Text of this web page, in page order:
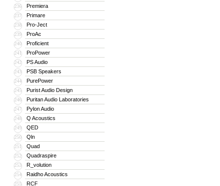
236 Premiera
237 Primare
238 Pro-Ject
239 ProAc
240 Proficient
241 ProPower
242 PS Audio
243 PSB Speakers
244 PurePower
245 Purist Audio Design
246 Puritan Audio Laboratories
247 Pylon Audio
248 Q Acoustics
249 QED
250 Qln
251 Quad
252 Quadraspire
253 R_volution
254 Raidho Acoustics
255 RCF